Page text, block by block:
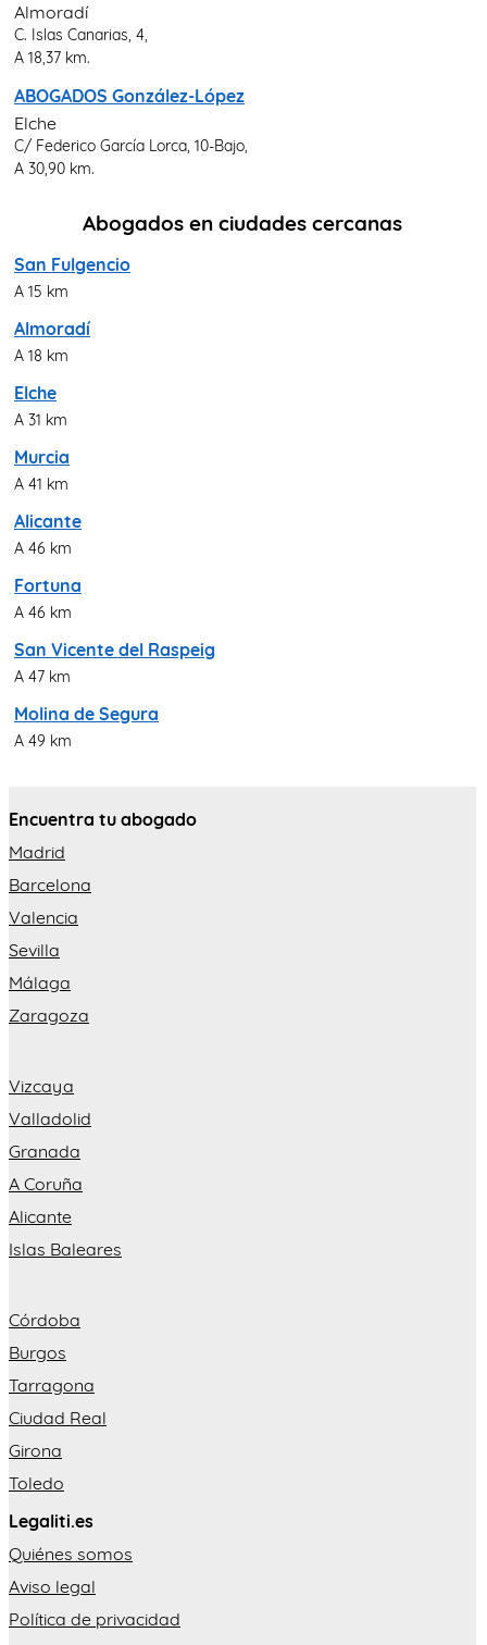
Almoradí
C. Islas Canarias, 4,
A 18,37 km.
ABOGADOS González-López
Elche
C/ Federico García Lorca, 10-Bajo,
A 30,90 km.
Abogados en ciudades cercanas
San Fulgencio
A 15 km
Almoradí
A 18 km
Elche
A 31 km
Murcia
A 41 km
Alicante
A 46 km
Fortuna
A 46 km
San Vicente del Raspeig
A 47 km
Molina de Segura
A 49 km
Encuentra tu abogado
Madrid
Barcelona
Valencia
Sevilla
Málaga
Zaragoza
Vizcaya
Valladolid
Granada
A Coruña
Alicante
Islas Baleares
Córdoba
Burgos
Tarragona
Ciudad Real
Girona
Toledo
Legaliti.es
Quiénes somos
Aviso legal
Política de privacidad